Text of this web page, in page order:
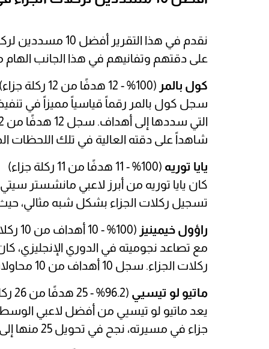
نقدم في هذا
على دقتهم وتفانيهم في هذا الجانب الهام
كول بالمر (100% - 12 هدفًا من 12 ركلة جزاء)
سجل كول بالمر رقماً قياسياً مميزاً في
شاهداً على دقته العالية في تلك اللحظات
يايا توريه (100% - 11 هدفًا من 11 ركلة جزاء)
كان يايا توريه من أبرز لاعبي مانشستر
تسجيل ركلات الجزاء بشكل شبه مثالي، حيث سجل 11 هدفًا من 11 ركلة جزاء
راؤول خيمينيز (100% - 10 أهداف من 10 ركلات جزاء)
مع تصاعد نجوميته في الدوري الإنجليزي،
ركلات الجزاء. سجل 10 أهداف من 10 محاولات، محققًا نجاحًا بنسبة 100%.
ماتيو لو تيسيي (96.2% - 25 هدفًا من 26 ركلة جزاء)
جزاء في مسيرته، نجح في تحويل 25 منها إلى أهداف، محققًا نسبة نجاح عالية تبلغ 96.2%.